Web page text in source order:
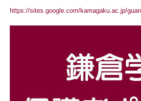
https://sites.google.com/kamagaku.ac.jp/